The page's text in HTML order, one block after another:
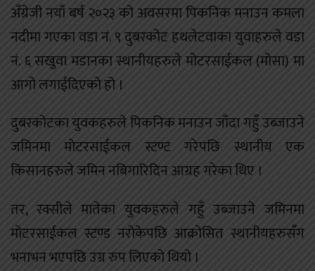
अँग्रेजी नयाँ बर्ष २०२३ को अवसरमा पिकनिक मनाउन कमला
नदीमा गएका वडा नं. ९ दुबरकोट हथलेटवाका युवाहरुले वडा
नं. ६ सखुवा मडानका स्थानीयहरुले मोटरसाईकल (मोसा) मा
आगो लगाईदिएको हो ।
दुबरकोटका युवकहरुले पिकनिक मनाउन जाँदा गहुँ उब्जाउने
जमिनमा मोटरसाईकल स्टण्ट गरेपछि स्थानीय एक
किसानहरुले जमिन नबिगारिदिन आग्रह गरेका थिए ।
तर, रक्सीले मातेका युवकहरुले गहुँ उब्जाउने जमिनमा
मोटरसाईकल स्टण्ड नरोकेपछि आक्रोसित स्थानीयहरुसँग
भनाभन भएपछि उग्र रुप लिएको थियो ।